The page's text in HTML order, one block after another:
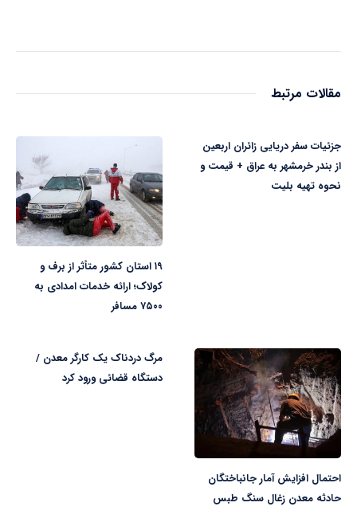
مقالات مرتبط
جزئیات سفر دریایی زائران اربعین
از بندر خرمشهر به عراق + قیمت و
نحوه تهیه بلیت
۱۹ استان کشور متأثر از برف و
کولاک؛ ارائه خدمات امدادی به
۷۵۰۰ مسافر
احتمال افزایش آمار جانباختگان
حادثه معدن زغال سنگ طبس
مرگ دردناک یک کارگر معدن /
دستگاه قضائی ورود کرد